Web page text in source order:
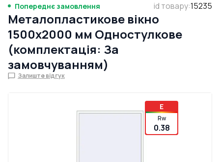
Попереднє замовлення id товару:15235
Металопластикове вікно
1500x2000 мм Одностулкове
(комплектація: За
замовчуванням)
Залиште відгук
E
Rw
0.38